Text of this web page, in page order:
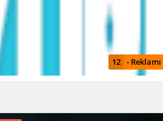
11 - Reklamı